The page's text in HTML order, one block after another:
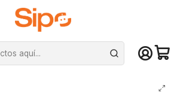
recibe hoy! De lunes a sábado en el gran
$29.990
Pilas Pila Philips CR2025 - 3V